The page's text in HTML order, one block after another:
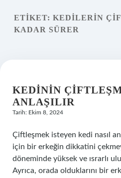
Yasal Uyarı
ETIKET: KEDILERIN
KADAR SÜRER
KEDININ
ANLAŞILIR
Tarih: Ekim 8, 2024
Çiftleşmek isteyen kedi nasıl
için bir erkeğin dikkatini
döneminde yüksek ve ısrarlı
Ayrıca, orada olduklarını bir